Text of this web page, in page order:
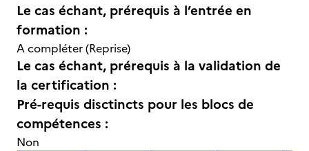
Le cas échant, prérequis à l’entrée en
formation :
A compléter (Reprise)
Le cas échant, prérequis à la validation de
la certification :
Pré-requis disctincts pour les blocs de
compétences :
Non